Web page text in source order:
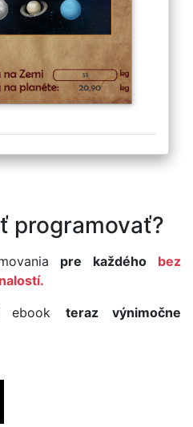
programovať?
pre každého
bez
ebook teraz výnimočne